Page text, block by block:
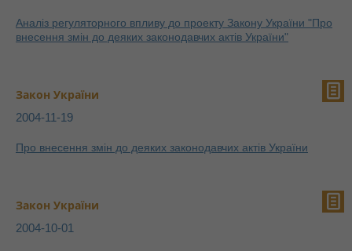
Аналіз регуляторного впливу до проекту Закону України "Про
внесення змін до деяких законодавчих актів України"
Закон України
2004-11-19
Про внесення змін до деяких законодавчих актів України
Закон України
2004-10-01